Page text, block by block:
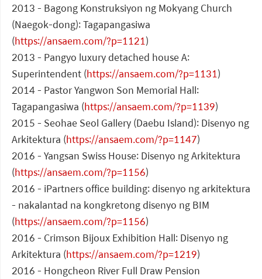
2013 - Bagong Konstruksiyon ng Mokyang Church
(Naegok-dong): Tagapangasiwa
(https://ansaem.com/?p=1121)
2013 - Pangyo luxury detached house A:
Superintendent (https://ansaem.com/?p=1131)
2014 - Pastor Yangwon Son Memorial Hall:
Tagapangasiwa (https://ansaem.com/?p=1139)
2015 - Seohae Seol Gallery (Daebu Island): Disenyo ng
Arkitektura (https://ansaem.com/?p=1147)
2016 - Yangsan Swiss House: Disenyo ng Arkitektura
(https://ansaem.com/?p=1156)
2016 - iPartners office building: disenyo ng arkitektura
- nakalantad na kongkretong disenyo ng BIM
(https://ansaem.com/?p=1156)
2016 - Crimson Bijoux Exhibition Hall: Disenyo ng
Arkitektura (https://ansaem.com/?p=1219)
2016 - Hongcheon River Full Draw Pension